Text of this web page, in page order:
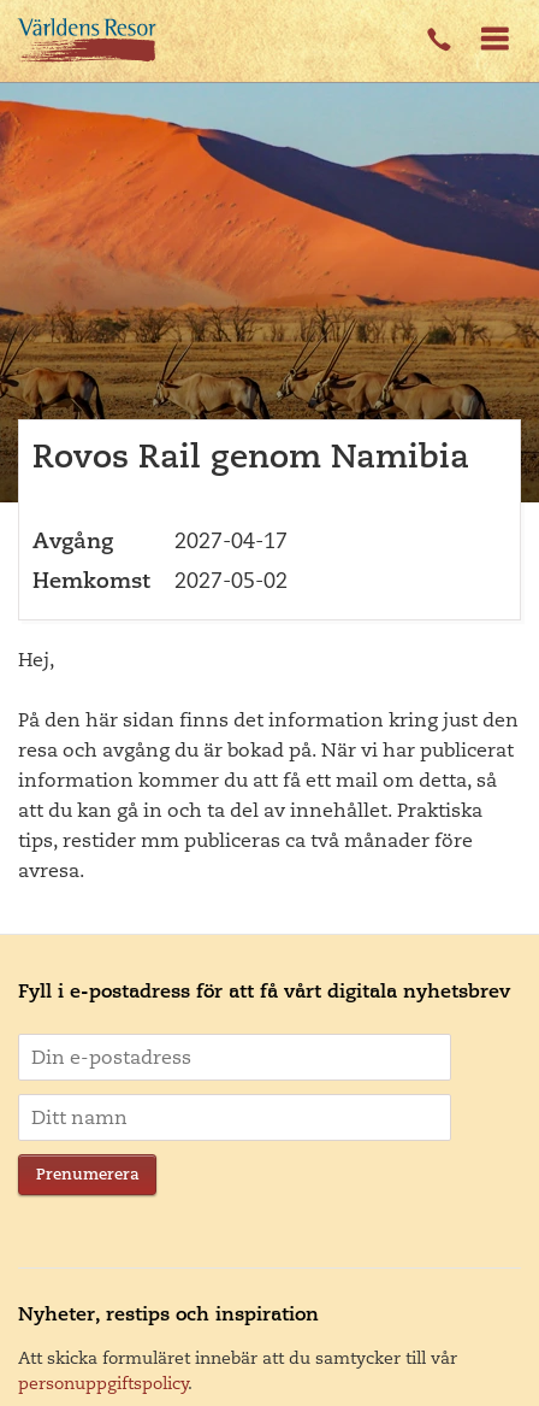
Rovos Rail genom Namibia
Avgång
2027-04-17
Hemkomst
2027-05-02
Hej,
På den här sidan finns det information kring just den
resa och avgång du är bokad på. När vi har publicerat
information kommer du att få ett mail om detta, så
att du kan gå in och ta del av innehållet. Praktiska
tips, restider mm publiceras ca två månader före
avresa.
Fyll i e-postadress för att få vårt digitala nyhetsbrev
Prenumerera
Nyheter, restips och inspiration
Att skicka formuläret innebär att du samtycker till vår
personuppgiftspolicy.